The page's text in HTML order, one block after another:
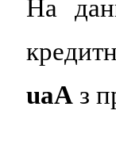
На
uaА з